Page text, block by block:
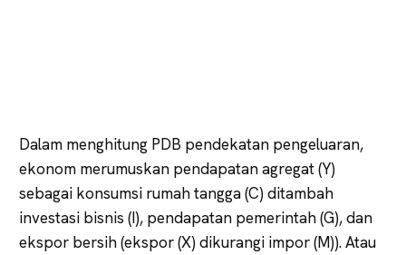
Dalam menghitung PDB pendekatan pengeluaran,
ekonom merumuskan pendapatan agregat (Y)
sebagai konsumsi rumah tangga (C) ditambah
investasi bisnis (I), pendapatan pemerintah (G), dan
ekspor bersih (ekspor (X) dikurangi impor (M)). Atau